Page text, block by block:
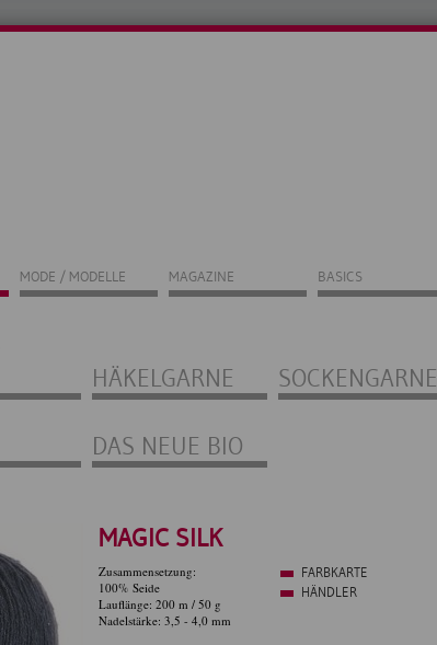
MODE / MODELLE MAGAZINE BASICS
HÄKELGARNE SOCKENGARNE
DAS NEUE BIO
MAGIC SILK
Zusammensetzung:
100% Seide
Lauflänge: 200 m / 50 g
Nadelstärke: 3,5 - 4,0 mm
FARBKARTE
HÄNDLER